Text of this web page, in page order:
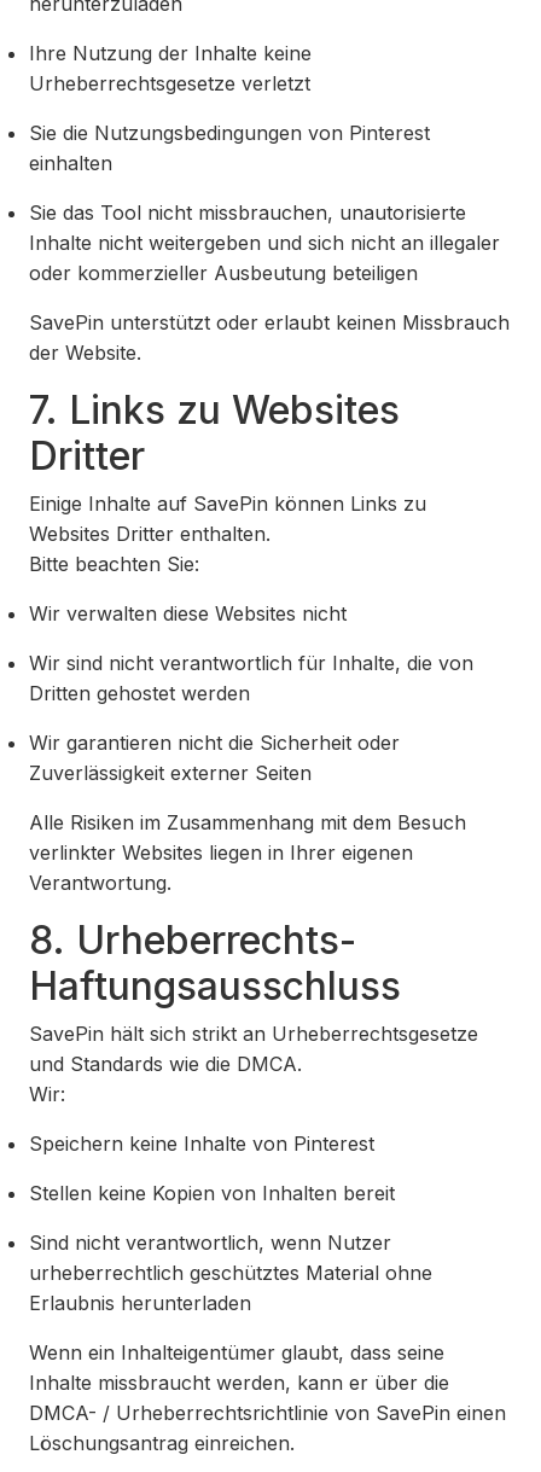
Ihre Nutzung der Inhalte keine
Urheberrechtsgesetze verletzt
Sie die Nutzungsbedingungen von Pinterest
einhalten
Sie das Tool nicht missbrauchen, unautorisierte
Inhalte nicht weitergeben und sich nicht an illegaler
oder kommerzieller Ausbeutung beteiligen
SavePin unterstützt oder erlaubt keinen Missbrauch
der Website.
7. Links zu Websites
Dritter
Einige Inhalte auf SavePin können Links zu
Websites Dritter enthalten.
Bitte beachten Sie:
Wir verwalten diese Websites nicht
Wir sind nicht verantwortlich für Inhalte, die von
Dritten gehostet werden
Wir garantieren nicht die Sicherheit oder
Zuverlässigkeit externer Seiten
Alle Risiken im Zusammenhang mit dem Besuch
verlinkter Websites liegen in Ihrer eigenen
Verantwortung.
8. Urheberrechts-
Haftungsausschluss
SavePin hält sich strikt an Urheberrechtsgesetze
und Standards wie die DMCA.
Wir:
Speichern keine Inhalte von Pinterest
Stellen keine Kopien von Inhalten bereit
Sind nicht verantwortlich, wenn Nutzer
urheberrechtlich geschütztes Material ohne
Erlaubnis herunterladen
Wenn ein Inhalteigentümer glaubt, dass seine
Inhalte missbraucht werden, kann er über die
DMCA- / Urheberrechtsrichtlinie von SavePin einen
Löschungsantrag einreichen.